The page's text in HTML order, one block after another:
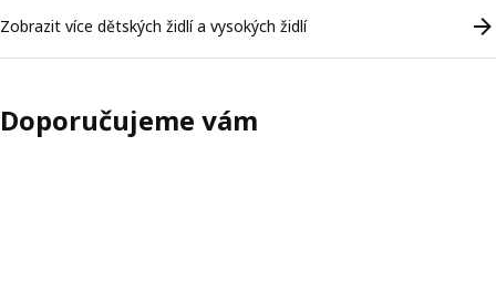
Zobrazit více dětských židlí a vysokých židlí
Doporučujeme vám